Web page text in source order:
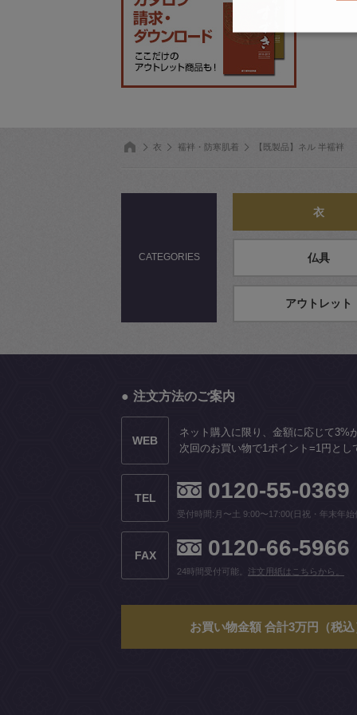
衣 襦袢・防寒肌着 【既製品】ネル 半襦袢
CATEGORIES
衣
仏具
アウトレット
注文方法のご案内
WEB
ネット購入に限り、金額に応じて3%
次回のお買い物で1ポイント=1円とし
TEL 0120-55-0369
受付時間:月〜土 9:00〜17:00(日祝・年末年始
FAX 0120-66-5966
24時間受付可能。 注文用紙はこちらから。
お買い物金額 合計3万円（税